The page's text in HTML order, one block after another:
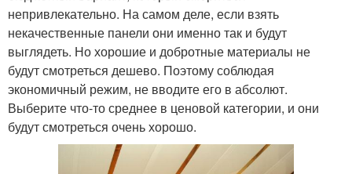
непривлекательно. На самом деле, если взять
некачественные панели они именно так и будут
выглядеть. Но хорошие и добротные материалы не
будут смотреться дешево. Поэтому соблюдая
экономичный режим, не вводите его в абсолют.
Выберите что-то среднее в ценовой категории, и они
будут смотреться очень хорошо.